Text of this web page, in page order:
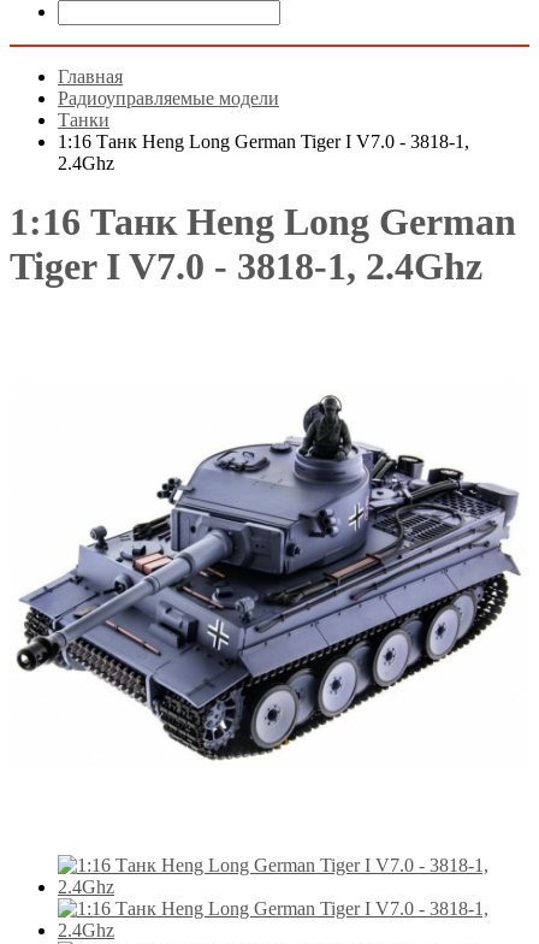
Главная
Радиоуправляемые модели
Танки
1:16 Танк Heng Long German Tiger I V7.0 - 3818-1,
2.4Ghz
1:16 Танк Heng Long German
Tiger I V7.0 - 3818-1, 2.4Ghz